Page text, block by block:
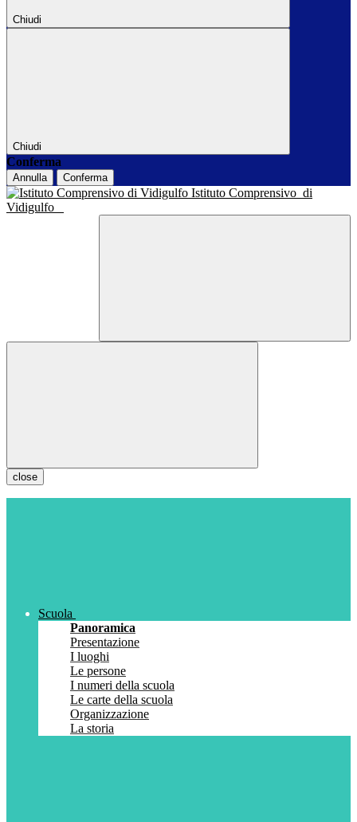
Chiudi
Chiudi
Conferma
Annulla Conferma
Istituto Comprensivo di
Vidigulfo
close
Scuola
Panoramica
Presentazione
I luoghi
Le persone
I numeri della scuola
Le carte della scuola
Organizzazione
La storia